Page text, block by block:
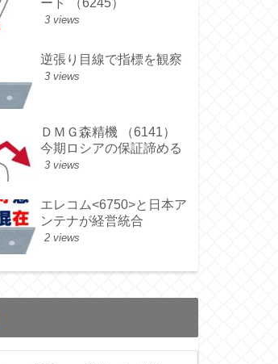
ード （6245）
3 views
逆張り目線で指標を観察
3 views
ＤＭＧ森精機 （6141）
今期ロシアの保証諦める
3 views
エレコム<6750>と日本ア
ンテナが経営統合
2 views